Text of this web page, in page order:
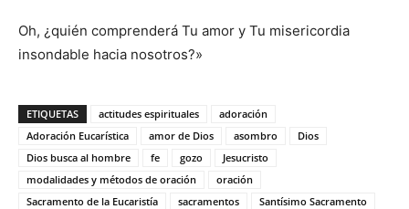
Oh, ¿quién comprenderá Tu amor y Tu misericordia
insondable hacia nosotros?»
ETIQUETAS actitudes espirituales
adoración
Adoración Eucarística
amor de Dios asombro
Dios
Dios busca al hombre
fe gozo
Jesucristo
modalidades y métodos de oración
oración
Sacramento de la Eucaristía
sacramentos
Santísimo Sacramento